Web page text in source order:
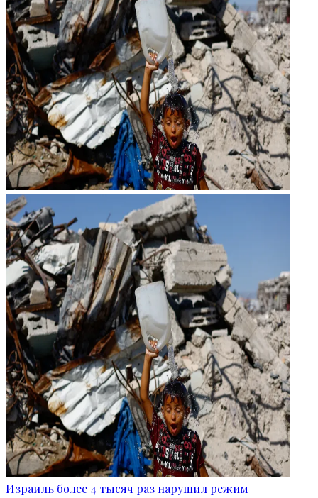
Израиль более 4 тысяч раз нарушил режим